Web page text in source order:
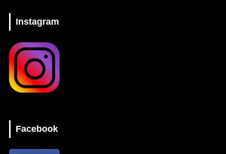
Instagram
Facebook